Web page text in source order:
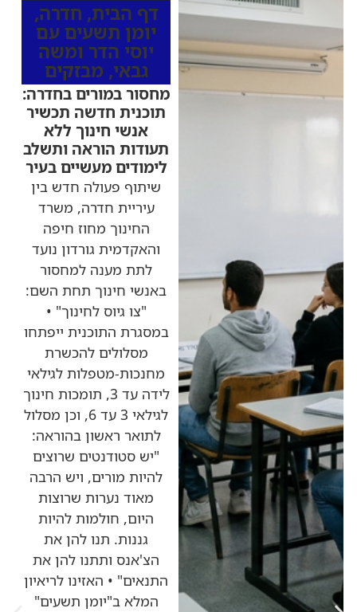
דף הבית, חדרה,
יומן תשעים עם
יוסי הדר ומשה
גבאי, מבזקים
מחסור במורים בחדרה:
תוכנית חדשה תכשיר
אנשי חינוך ללא
תעודות הוראה ותשלב
לימודים מעשיים בעיר
שיתוף פעולה חדש בין
עיריית חדרה, משרד
החינוך מחוז חיפה
והאקדמית גורדון נועד
לתת מענה למחסור
באנשי חינוך תחת השם:
"צו גיוס לחינוך" •
במסגרת התוכנית ייפתחו
מסלולים להכשרת
מחנכות-מטפלות לגילאי
לידה עד 3, תומכות חינוך
לגילאי 3 עד 6, וכן מסלול
לתואר ראשון בהוראה:
"יש סטודנטים שרוצים
להיות מורים, ויש הרבה
מאוד נערות שרוצות
היום, חולמות להיות
גננות. תנו להן את
הצ'אנס ותתנו להן את
התנאים" • האזינו לריאיון
המלא ב"יומן תשעים"